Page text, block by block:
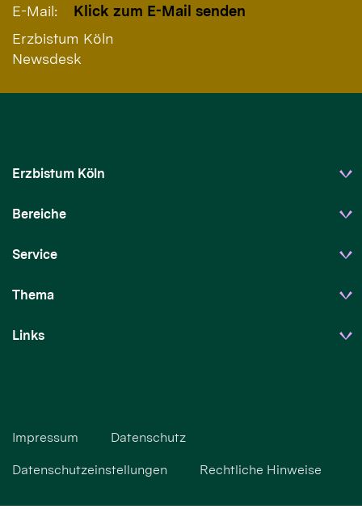
E-Mail:
Klick zum E-Mail senden
Erzbistum Köln
Newsdesk
Erzbistum Köln
Bereiche
Service
Thema
Links
Impressum Datenschutz
Datenschutzeinstellungen Rechtliche Hinweise